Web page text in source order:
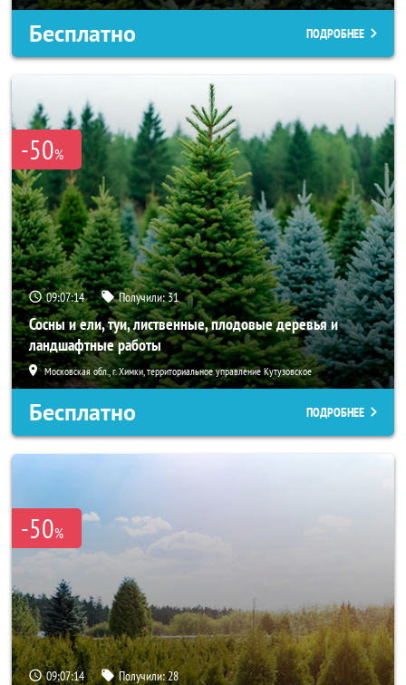
Бесплатно ПОДРОБНЕЕ
-50%
09:07:13 Получили:31
Сосны и ели, туи, лиственные, плодовые деревья и
ландшафтные работы
Московская обл., г. Химки, территориальное управление Кутузовское
Бесплатно ПОДРОБНЕЕ
-50%
09:07:13 Получили:28